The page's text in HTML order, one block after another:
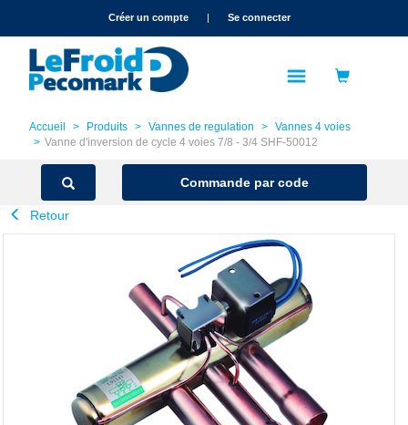
text.skipToNavigationCréer un compte | Se connecter
Accueil Produits Vannes de regulation
Vannes 4 voies
Vanne d'inversion de cycle 4 voies 7/8 - 3/4 SHF-50012
Commande par code
Retour